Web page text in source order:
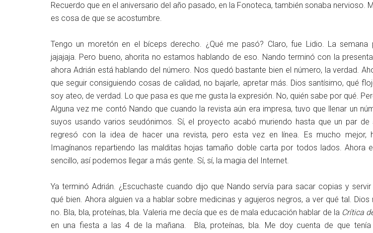
Recuerdo que en el aniversario del año pasado, en la Fonoteca, también sonaba nervioso.
es cosa de que se acostumbre.
Tengo un moretón en el bíceps derecho. ¿Qué me pasó? Claro, fue Lidio. La semana
jajajaja. Pero bueno, ahorita no estamos hablando de eso. Nando terminó con la
ahora Adrián está hablando del número. Nos quedó bastante bien el número, la verdad.
que seguir consiguiendo cosas de calidad, no bajarle, apretar más. Dios santísimo, qué
soy ateo, de verdad. Lo que pasa es que me gusta la expresión. No, quién sabe por qué.
Alguna vez me contó Nando que cuando la revista aún era impresa, tuvo que llenar un
suyos usando varios seudónimos. Sí, el proyecto acabó muriendo hasta que un par de
regresó con la idea de hacer una revista, pero esta vez en línea. Es mucho mejor,
Imagínanos repartiendo las malditas hojas tamaño doble carta por todos lados. Ahora
sencillo, así podemos llegar a más gente. Sí, sí, la magia del Internet.
Ya terminó Adrián. ¿Escuchaste cuando dijo que Nando servía para sacar copias y
qué bien. Ahora alguien va a hablar sobre medicinas y agujeros negros, a ver qué tal. Dios
no. Bla, bla, proteínas, bla. Valeria me decía que es de mala educación hablar de la Crítica
en una fiesta a las 4 de la mañana. Bla, proteínas, bla. Me doy cuenta de que